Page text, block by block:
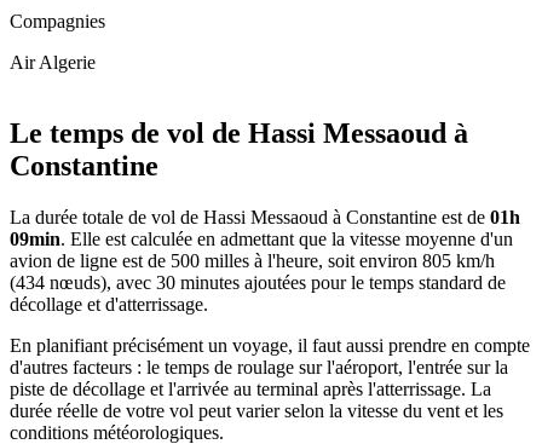
Compagnies
Air Algerie
+
−
Le temps de vol de Hassi Messaoud à
Constantine
La durée totale de vol de Hassi Messaoud à Constantine est de 01h
09min. Elle est calculée en admettant que la vitesse moyenne d'un
avion de ligne est de 500 milles à l'heure, soit environ 805 km/h
(434 nœuds), avec 30 minutes ajoutées pour le temps standard de
décollage et d'atterrissage.
En planifiant précisément un voyage, il faut aussi prendre en compte
d'autres facteurs : le temps de roulage sur l'aéroport, l'entrée sur la
piste de décollage et l'arrivée au terminal après l'atterrissage. La
durée réelle de votre vol peut varier selon la vitesse du vent et les
conditions météorologiques.